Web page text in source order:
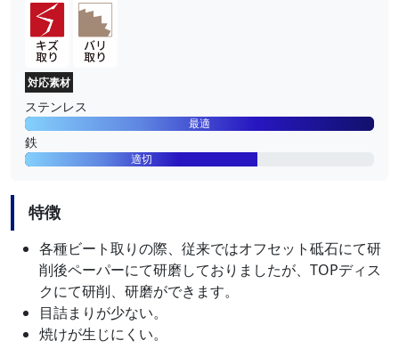
対応素材
ステンレス
最適
鉄
適切
特徴
各種ビート取りの際、従来ではオフセット砥石にて研
削後ペーパーにて研磨しておりましたが、TOPディス
クにて研削、研磨ができます。
目詰まりが少ない。
焼けが生じにくい。